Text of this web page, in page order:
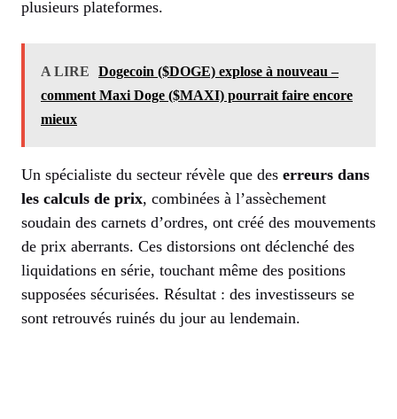
plusieurs plateformes.
A LIRE
Dogecoin ($DOGE) explose à nouveau –
comment Maxi Doge ($MAXI) pourrait faire encore
mieux
Un spécialiste du secteur révèle que des erreurs dans
les calculs de prix, combinées à l’assèchement
soudain des carnets d’ordres, ont créé des mouvements
de prix aberrants. Ces distorsions ont déclenché des
liquidations en série, touchant même des positions
supposées sécurisées. Résultat : des investisseurs se
sont retrouvés ruinés du jour au lendemain.